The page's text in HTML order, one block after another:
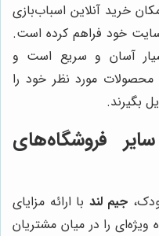
خرید آنلاین اسباب‌بازی
خود فراهم کرده است.
آسان و سریع است و
محصولات مورد نظر خود را
بگیرند.
فروشگاه‌های
جیم لند با ارائه مزایای
را در میان مشتریان